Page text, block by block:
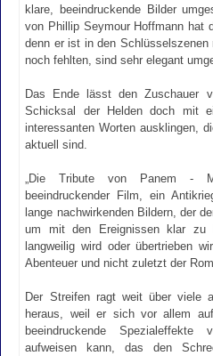
klare, beeindruckende Bilder
von Phillip Seymour Hoffmann hat
denn er ist in den
noch fehlten, sind sehr elegant
Das Ende lässt den Zuschauer
Schicksal der Helden doch mit
interessanten Worten ausklingen,
aktuell sind.
„Die Tribute von Panem -
beeindruckender Film, ein
lange nachwirkenden Bildern, der
um mit den Ereignissen klar zu
langweilig wird oder übertrieben
Abenteuer und nicht zuletzt der
Der Streifen ragt weit über viele
heraus, weil er sich vor allem
beeindruckende
aufweisen kann, das den